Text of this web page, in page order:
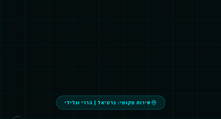
שירות מקומי: כרמיאל | הררי וגלילי